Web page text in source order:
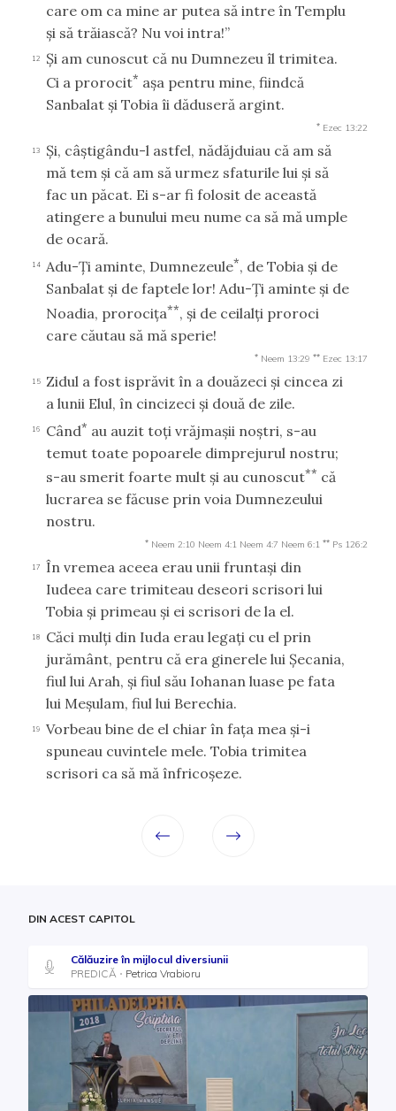
care om ca mine ar putea să intre în Templu
şi să trăiască? Nu voi intra!”
12
Şi am cunoscut că nu Dumnezeu îl trimitea.
Ci a prorocit* aşa pentru mine, fiindcă
Sanbalat şi Tobia îi dăduseră argint.
* Ezec 13:22
13
Şi, câştigându-l astfel, nădăjduiau că am să
mă tem şi că am să urmez sfaturile lui şi să
fac un păcat. Ei s-ar fi folosit de această
atingere a bunului meu nume ca să mă umple
de ocară.
14 Adu-Ţi aminte, Dumnezeule*, de Tobia şi de
Sanbalat şi de faptele lor! Adu-Ţi aminte şi de
Noadia, prorociţa**, şi de ceilalţi proroci
care căutau să mă sperie!
* Neem 13:29 ** Ezec 13:17
15
Zidul a fost isprăvit în a douăzeci şi cincea zi
a lunii Elul, în cincizeci şi două de zile.
16 Când* au auzit toţi vrăjmaşii noştri, s-au
temut toate popoarele dimprejurul nostru;
s-au smerit foarte mult şi au cunoscut** că
lucrarea se făcuse prin voia Dumnezeului
nostru.
* Neem 2:10 Neem 4:1 Neem 4:7 Neem 6:1 ** Ps 126:2
17
În vremea aceea erau unii fruntaşi din
Iudeea care trimiteau deseori scrisori lui
Tobia şi primeau şi ei scrisori de la el.
18
Căci mulţi din Iuda erau legaţi cu el prin
jurământ, pentru că era ginerele lui Şecania,
fiul lui Arah, şi fiul său Iohanan luase pe fata
lui Meşulam, fiul lui Berechia.
19
Vorbeau bine de el chiar în faţa mea şi-i
spuneau cuvintele mele. Tobia trimitea
scrisori ca să mă înfricoşeze.
DIN ACEST CAPITOL
Călăuzire în mijlocul diversiunii
PREDICĂ
Petrica Vrabioru